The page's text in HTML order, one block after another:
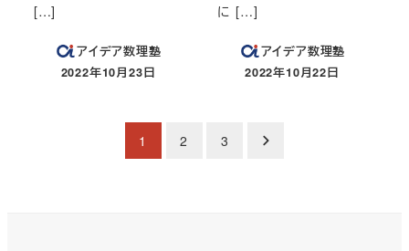
[…]
アイデア数理塾
投稿日
2022年10月23日
に […]
アイデア数理塾
投稿日
2022年10月22日
1 2 3